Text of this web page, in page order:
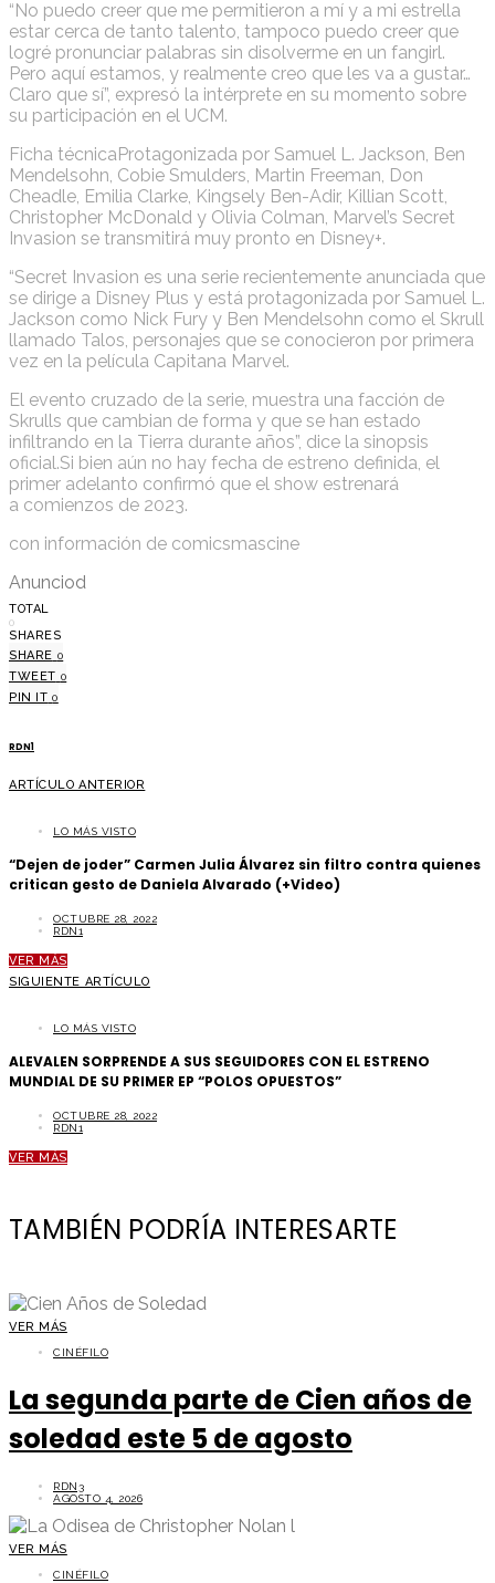
“No puedo creer que me permitieron a mí y a mi estrella
estar cerca de tanto talento, tampoco puedo creer que
logré pronunciar palabras sin disolverme en un fangirl.
Pero aquí estamos, y realmente creo que les va a gustar…
Claro que sí”, expresó la intérprete en su momento sobre
su participación en el UCM.
Ficha técnicaProtagonizada por Samuel L. Jackson, Ben
Mendelsohn, Cobie Smulders, Martin Freeman, Don
Cheadle, Emilia Clarke, Kingsely Ben-Adir, Killian Scott,
Christopher McDonald y Olivia Colman, Marvel’s Secret
Invasion se transmitirá muy pronto en Disney+.
“Secret Invasion es una serie recientemente anunciada que
se dirige a Disney Plus y está protagonizada por Samuel L.
Jackson como Nick Fury y Ben Mendelsohn como el Skrull
llamado Talos, personajes que se conocieron por primera
vez en la película Capitana Marvel.
El evento cruzado de la serie, muestra una facción de
Skrulls que cambian de forma y que se han estado
infiltrando en la Tierra durante años”, dice la sinopsis
oficial.Si bien aún no hay fecha de estreno definida, el
primer adelanto confirmó que el show estrenará
a comienzos de 2023.
con información de comicsmascine
Anunciod
TOTAL
0
SHARES
SHARE 0
TWEET 0
PIN IT 0
RDN1
ARTÍCULO ANTERIOR
LO MÁS VISTO
“Dejen de joder” Carmen Julia Álvarez sin filtro contra quienes
critican gesto de Daniela Alvarado (+Video)
OCTUBRE 28, 2022
RDN1
VER MÁS
SIGUIENTE ARTÍCULO
LO MÁS VISTO
ALEVALEN SORPRENDE A SUS SEGUIDORES CON EL ESTRENO
MUNDIAL DE SU PRIMER EP “POLOS OPUESTOS”
OCTUBRE 28, 2022
RDN1
VER MÁS
TAMBIÉN PODRÍA INTERESARTE
VER MÁS
CINÉFILO
La segunda parte de Cien años de
soledad este 5 de agosto
RDN3
AGOSTO 4, 2026
VER MÁS
CINÉFILO